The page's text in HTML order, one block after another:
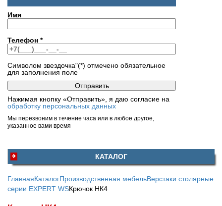
Имя
Телефон *
Символом звездочка"(*) отмечено обязательное
для заполнения поле
Нажимая кнопку «Отправить», я даю согласие на
обработку персональных данных
Мы перезвоним в течение часа или в любое другое,
указанное вами время
КАТАЛОГ
ГлавнаяКаталогПроизводственная мебельВерстаки столярные
серии EXPERT WSКрючок НК4